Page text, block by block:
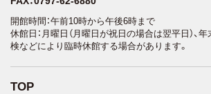
TOP
開館時間：午前10時から午後6時まで
休館日：月曜日（月曜日が祝日の場合は翌平日）、年
検などにより臨時休館する場合があります。